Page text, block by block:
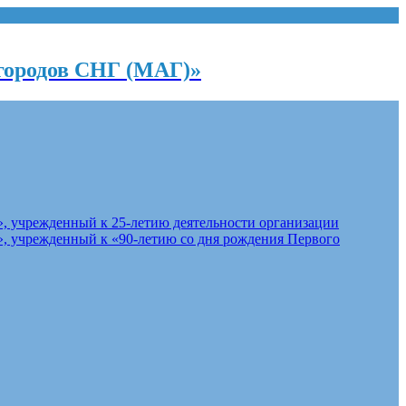
СНГ (МАГ)»
к 25-летию деятельности организации
к «90-летию со дня рождения Первого